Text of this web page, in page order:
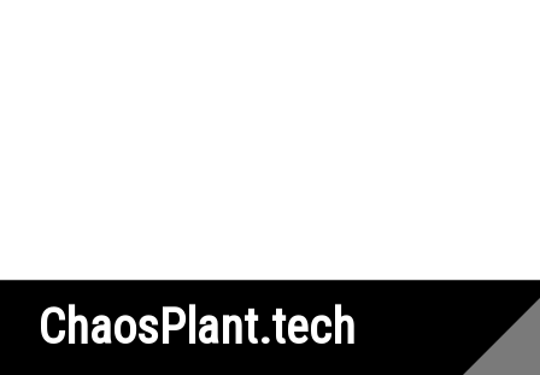
ChaosPlant.tech